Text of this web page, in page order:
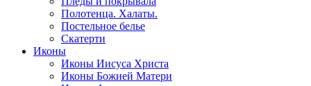
Полотенца. Халаты.
Постельное белье
Скатерти
Иконы
Иконы Иисуса Христа
Иконы Божией Матери